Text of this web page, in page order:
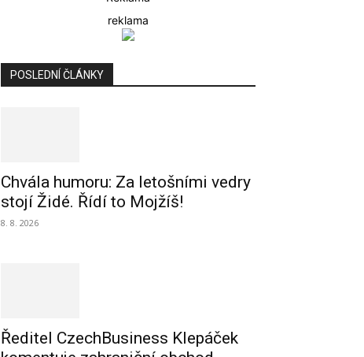
reklama
POSLEDNÍ ČLÁNKY
Chvála humoru: Za letošními vedry
stojí Židé. Řídí to Mojžíš!
8. 8. 2026
Ředitel CzechBusiness Klepáček